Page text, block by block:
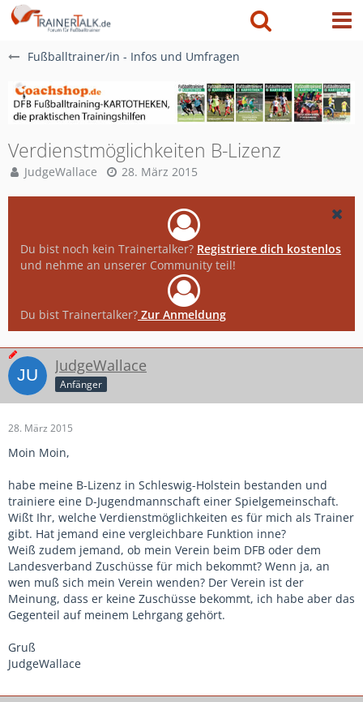
Fußballtrainer/in - Infos und Umfragen
Verdienstmöglichkeiten B-Lizenz
JudgeWallace 28. März 2015
Du bist noch kein Trainertalker? Registriere dich kostenlos
und nehme an unserer Community teil!
Du bist Trainertalker? Zur Anmeldung
JudgeWallace
Anfänger
28. März 2015
Moin Moin,
habe meine B-Lizenz in Schleswig-Holstein bestanden und
trainiere eine D-Jugendmannschaft einer Spielgemeinschaft.
Wißt Ihr, welche Verdienstmöglichkeiten es für mich als Trainer
gibt. Hat jemand eine vergleichbare Funktion inne?
Weiß zudem jemand, ob mein Verein beim DFB oder dem
Landesverband Zuschüsse für mich bekommt? Wenn ja, an
wen muß sich mein Verein wenden? Der Verein ist der
Meinung, dass er keine Zuschüsse bekommt, ich habe aber das
Gegenteil auf meinem Lehrgang gehört.
Gruß
JudgeWallace